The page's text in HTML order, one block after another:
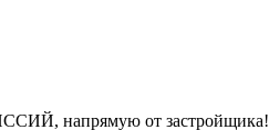
напpямую от зacтpoйщикa!